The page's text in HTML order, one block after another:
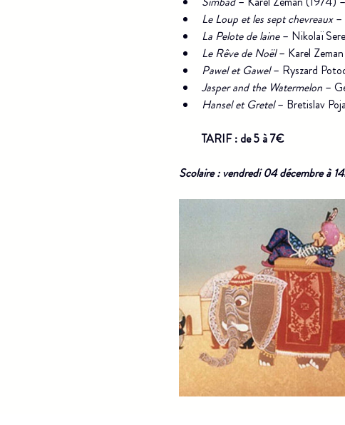
Le Loup et les sept chevreaux –
La Pelote de laine – Nikolaï
Le Rêve de Noël – Karel
Pawel et Gawel – Ryszard
Jasper and the Watermelon –
Hansel et Gretel – Bretislav
TARIF : de 5 à 7€
Scolaire : vendredi 04 décembre à